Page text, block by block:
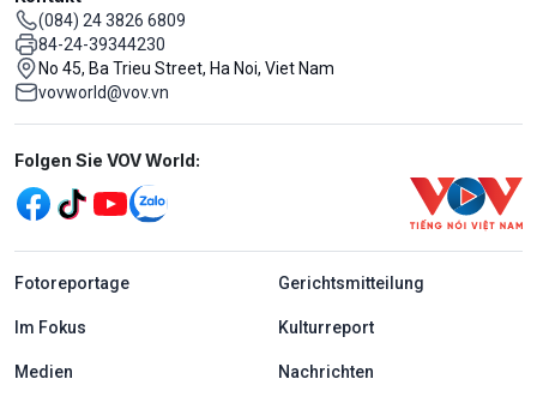
(084) 24 3826 6809
84-24-39344230
No 45, Ba Trieu Street, Ha Noi, Viet Nam
vovworld@vov.vn
Mạng xã hội
Folgen Sie VOV World:
menu footer tiếng Đức
Fotoreportage Gerichtsmitteilung
Im Fokus Kulturreport
Medien Nachrichten